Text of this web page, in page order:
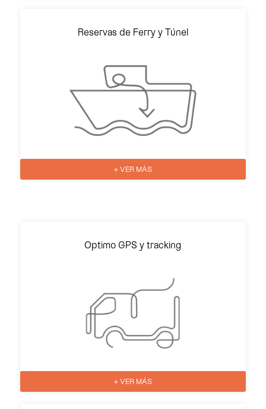
Reservas de Ferry y Túnel
+ VER MÁS
Optimo GPS y tracking
+ VER MÁS